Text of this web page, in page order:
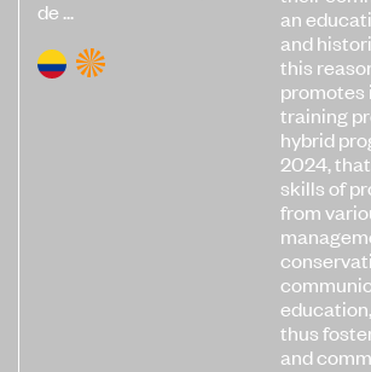
de ...
an
and
this
promotes
training
hybrid
2024,
skills of
from
thus
and